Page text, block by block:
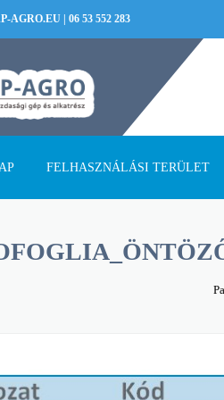
AGRO.EU 06 53 552 283
FELHASZNÁLÁSI TERÜLET